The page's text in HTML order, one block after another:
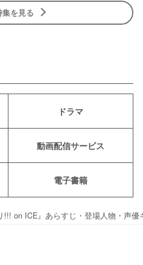
を見る
ドラマ
動画配信サービス
電子書籍
!!! on ICE』あらすじ・登場人物・声